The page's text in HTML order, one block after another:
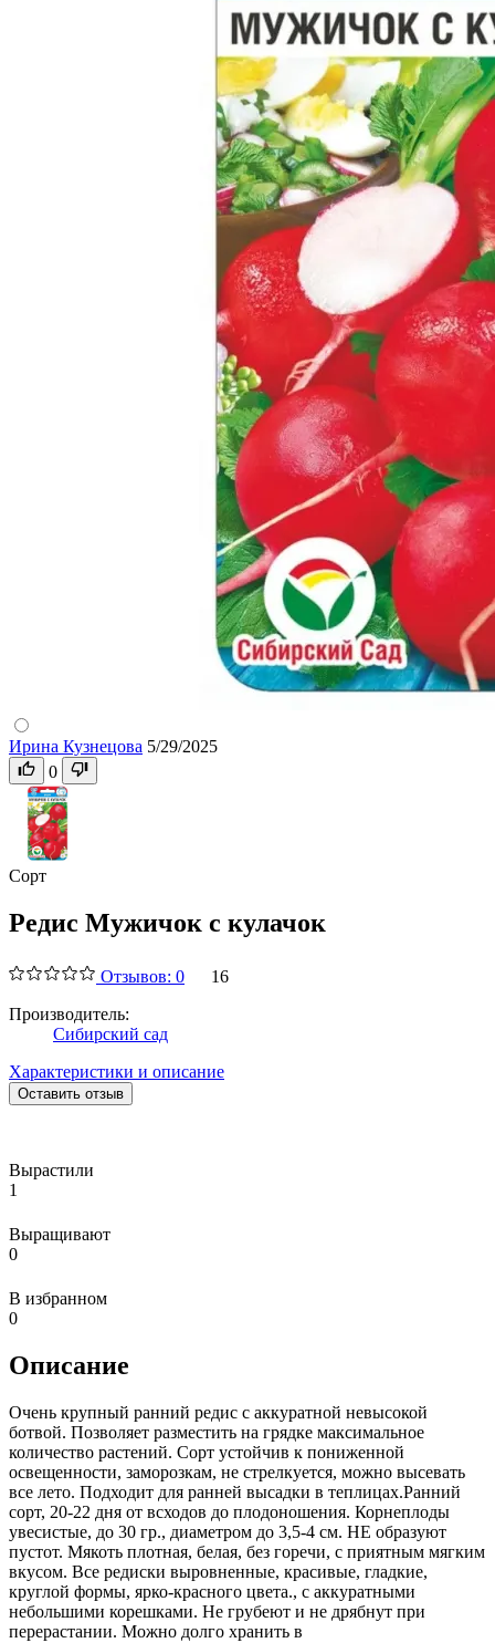
Ирина Кузнецова 5/29/2025
0
Сорт
Редис Мужичок с кулачок
Отзывов: 0
16
Производитель:
Сибирский сад
Характеристики и описание
Оставить отзыв
Вырастили
1
Выращивают
0
В избранном
0
Описание
Очень крупный ранний редис с аккуратной невысокой
ботвой. Позволяет разместить на грядке максимальное
количество растений. Сорт устойчив к пониженной
освещенности, заморозкам, не стрелкуется, можно высевать
все лето. Подходит для ранней высадки в теплицах.Ранний
сорт, 20-22 дня от всходов до плодоношения. Корнеплоды
увесистые, до 30 гр., диаметром до 3,5-4 см. НЕ образуют
пустот. Мякоть плотная, белая, без горечи, с приятным мягким
вкусом. Все редиски выровненные, красивые, гладкие,
круглой формы, ярко-красного цвета., с аккуратными
небольшими корешками. Не грубеют и не дрябнут при
перерастании. Можно долго хранить в